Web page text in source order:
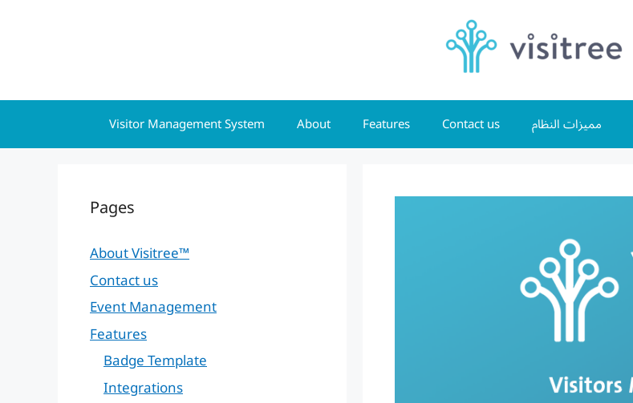
Visitor Management System About Features Contact us مميزات النظام
Pages
About Visitree™
Contact us
Event Management
Features
Badge Template
Integrations